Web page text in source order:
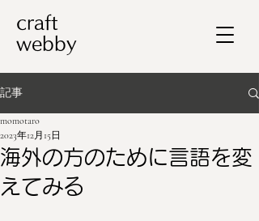
craft
webby
記事
海外の方のために言語を変
えてみる
momotaro
2023年12月15日